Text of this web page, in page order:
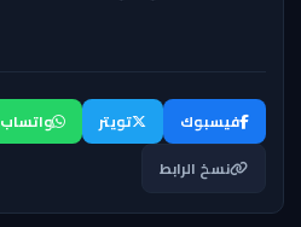
فيسبوك تويتر واتساب
نسخ الرابط